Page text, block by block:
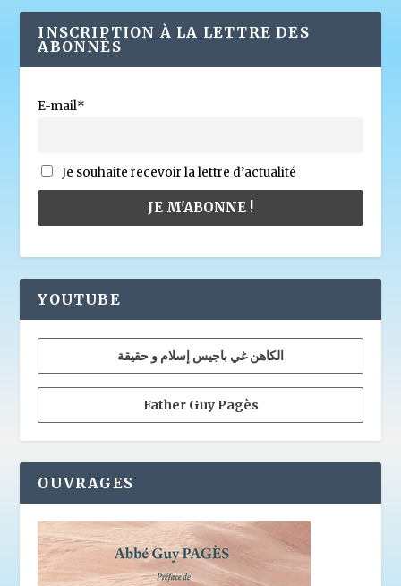
INSCRIPTION À LA LETTRE DES
ABONNÉS
E-mail*
Je souhaite recevoir la lettre d’actualité
YOUTUBE
الكاهن غي باجيس إسلام و حقيقة
Father Guy Pagès
OUVRAGES